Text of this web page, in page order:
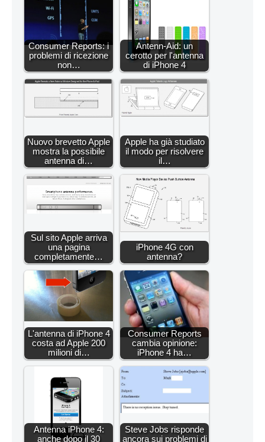
Consumer Reports: i
problemi di ricezione
non…
Antenn-Aid: un
cerotto per l'antenna
di iPhone 4
Nuovo brevetto Apple
mostra la possibile
antenna di…
Apple ha già studiato
il modo per risolvere
il…
Sul sito Apple arriva
una pagina
completamente…
iPhone 4G con
antenna?
L'antenna di iPhone 4
costa ad Apple 200
milioni di…
Consumer Reports
cambia opinione:
iPhone 4 ha…
Antenna iPhone 4:
anche dopo il 30
Steve Jobs risponde
ancora sui problemi di